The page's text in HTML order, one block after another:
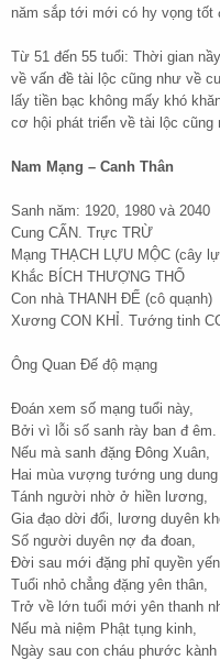
năm sắp tới mới có hy vọng tốt
Từ 51 đến 55 tuổi: Thời gian
về vấn đề tài lộc cũng như về
lấy tiền bạc không mấy khó
cơ hội phát triển về tài lộc cũng
Nam Mạng – Canh Thân
Sanh năm: 1920, 1980 và 2040
Cung CẤN. Trực TRỪ
Mạng THẠCH LỰU MỘC (cây
Khắc BÍCH THƯỢNG THỔ
Con nhà THANH ĐẾ (cô quạnh)
Xương CON KHỈ. Tướng tinh
Ông Quan Đế độ mạng
Đoán xem số mạng tuổi này,
Bởi vì lỗi số sanh rày ban đ êm.
Nếu mà sanh đặng Đông Xuân,
Hai mùa vượng tướng ung dung
Tánh người nhờ ở hiền lương,
Gia đạo dời đổi, lương duyên
Số người duyên nợ đa đoan,
Đời sau mới đặng phỉ quyền yến
Tuổi nhỏ chẳng đặng yên thân,
Trở về lớn tuổi mới yên thanh
Nếu mà niệm Phật tụng kinh,
Ngày sau con cháu phước kành